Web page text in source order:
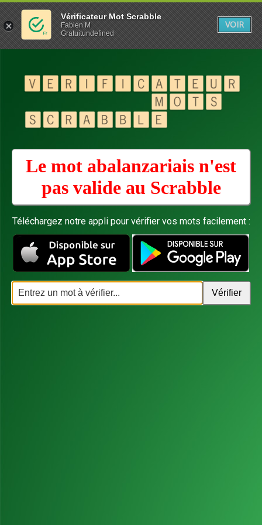
Le mot abalanzariais n'est
pas valide au Scrabble
Téléchargez notre appli pour vérifier vos mots facilement :
Vérificateur Mot Scrabble
Fabien M
Gratuitundefined
VOIR